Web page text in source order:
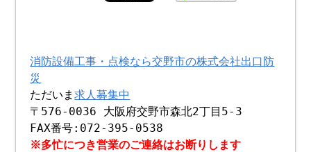
消防設備工事・点検なら交野市の株式会社出口防
災
ただいま求人募集中
〒576-0036 大阪府交野市森北2丁目5-3
FAX番号:072-395-0538
※多忙につき営業のご連絡はお断りします